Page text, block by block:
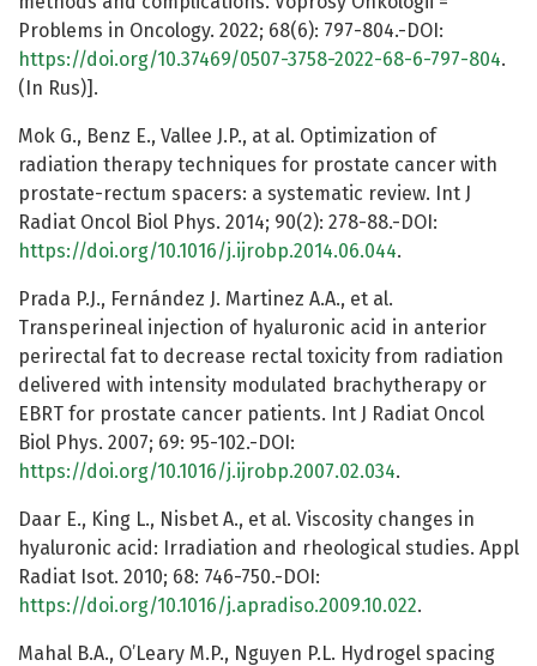
Problems in Oncology. 2022; 68(6): 797-804.-DOI:
https://doi.org/10.37469/0507-3758-2022-68-6-797-804.
(In Rus)].
Mok G., Benz E., Vallee J.P., at al. Optimization of
radiation therapy techniques for prostate cancer with
prostate-rectum spacers: a systematic review. Int J
Radiat Oncol Biol Phys. 2014; 90(2): 278-88.-DOI:
https://doi.org/10.1016/j.ijrobp.2014.06.044.
Prada P.J., Fernández J. Martinez A.A., et al.
Transperineal injection of hyaluronic acid in anterior
perirectal fat to decrease rectal toxicity from radiation
delivered with intensity modulated brachytherapy or
EBRT for prostate cancer patients. Int J Radiat Oncol
Biol Phys. 2007; 69: 95-102.-DOI:
https://doi.org/10.1016/j.ijrobp.2007.02.034.
Daar E., King L., Nisbet A., et al. Viscosity changes in
hyaluronic acid: Irradiation and rheological studies. Appl
Radiat Isot. 2010; 68: 746-750.-DOI:
https://doi.org/10.1016/j.apradiso.2009.10.022.
Mahal B.A., O’Leary M.P., Nguyen P.L. Hydrogel spacing